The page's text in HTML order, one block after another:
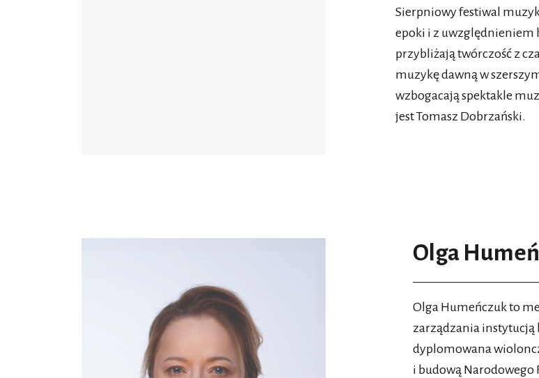
Sierpniowy festiwal
epoki i z uwzględnieniem
przybliżają twórczość z
muzykę dawną w
wzbogacają spektakle
jest Tomasz Dobrzański.
Olga
Olga Humeńczuk to
zarządzania instytucją
dyplomowana
i budową Narodowego